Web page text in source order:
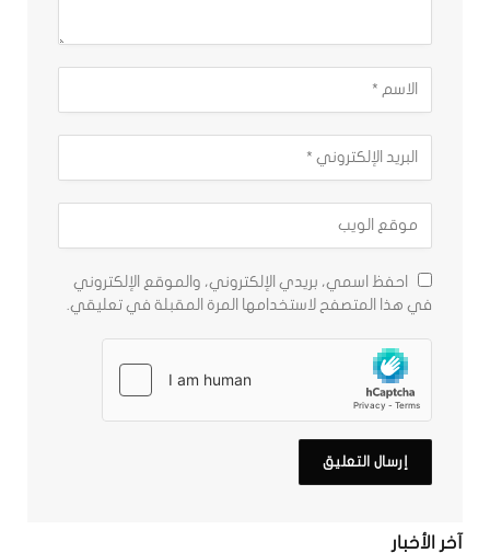
احفظ اسمي، بريدي الإلكتروني، والموقع الإلكتروني
في هذا المتصفح لاستخدامها المرة المقبلة في تعليقي.
آخر الأخبار